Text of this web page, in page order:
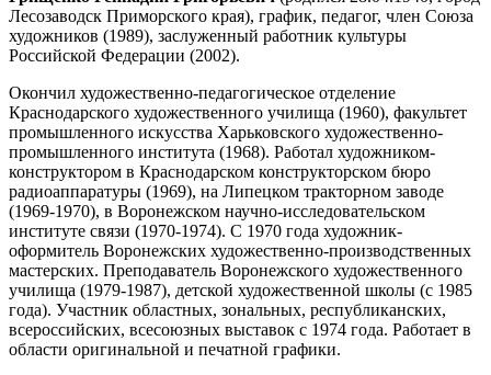
Лесозаводск Приморского края), график, педагог, член Союза
художников (1989), заслуженный работник культуры
Российской Федерации (2002).
Окончил художественно-педагогическое отделение
Краснодарского художественного училища (1960), факультет
промышленного искусства Харьковского художественно-
промышленного института (1968). Работал художником-
конструктором в Краснодарском конструкторском бюро
радиоаппаратуры (1969), на Липецком тракторном заводе
(1969-1970), в Воронежском научно-исследовательском
институте связи (1970-1974). С 1970 года художник-
оформитель Воронежских художественно-производственных
мастерских. Преподаватель Воронежского художественного
училища (1979-1987), детской художественной школы (с 1985
года). Участник областных, зональных, республиканских,
всероссийских, всесоюзных выставок с 1974 года. Работает в
области оригинальной и печатной графики.